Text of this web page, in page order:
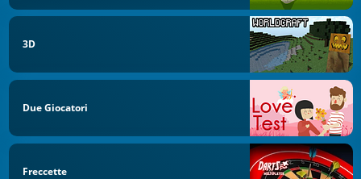
3D
Due Giocatori
Freccette